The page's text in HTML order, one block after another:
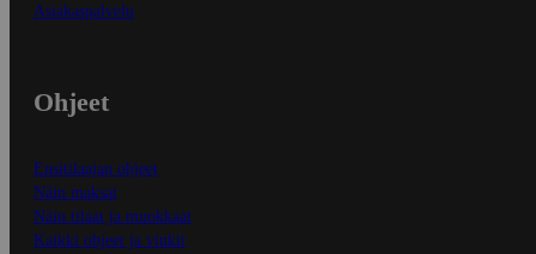
Asiakaspalvelu
Ohjeet
Ensitilaajan ohjeet
Näin maksat
Näin tilaat ja muokkaat
Kaikki ohjeet ja vinkit